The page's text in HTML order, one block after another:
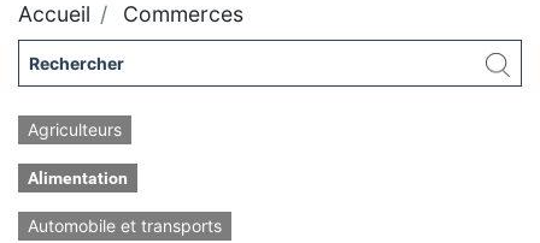
Accueil Commerces
Agriculteurs
Alimentation
Automobile et transports